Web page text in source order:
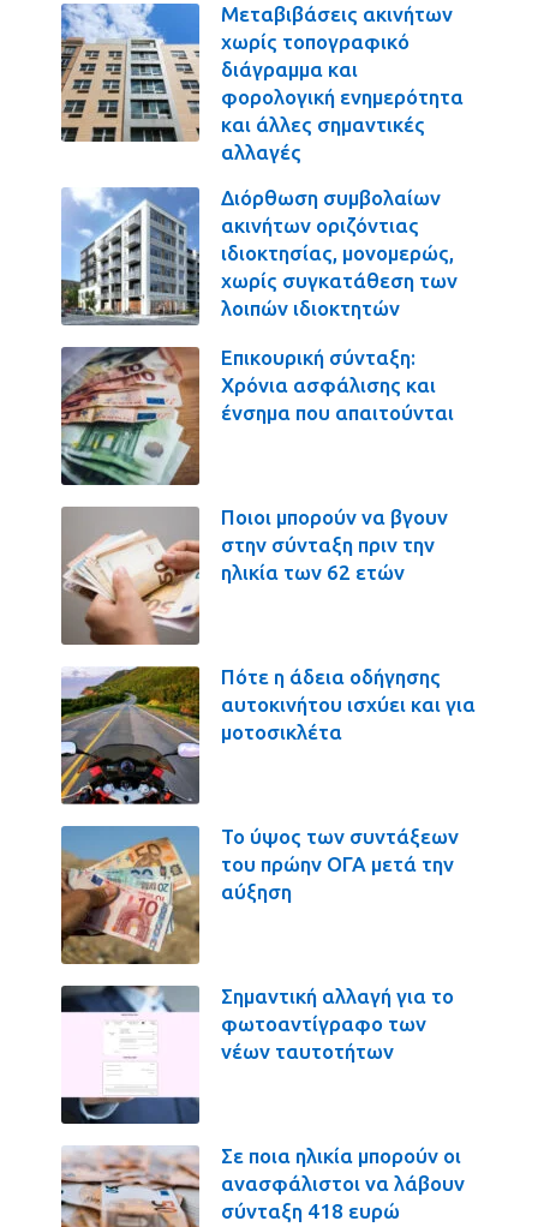
Μεταβιβάσεις ακινήτων
χωρίς τοπογραφικό
διάγραμμα και
φορολογική ενημερότητα
και άλλες σημαντικές
αλλαγές
Διόρθωση συμβολαίων
ακινήτων οριζόντιας
ιδιοκτησίας, μονομερώς,
χωρίς συγκατάθεση των
λοιπών ιδιοκτητών
Επικουρική σύνταξη:
Χρόνια ασφάλισης και
ένσημα που απαιτούνται
Ποιοι μπορούν να βγουν
στην σύνταξη πριν την
ηλικία των 62 ετών
Πότε η άδεια οδήγησης
αυτοκινήτου ισχύει και για
μοτοσικλέτα
Το ύψος των συντάξεων
του πρώην ΟΓΑ μετά την
αύξηση
Σημαντική αλλαγή για το
φωτοαντίγραφο των
νέων ταυτοτήτων
Σε ποια ηλικία μπορούν οι
ανασφάλιστοι να λάβουν
σύνταξη 418 ευρώ